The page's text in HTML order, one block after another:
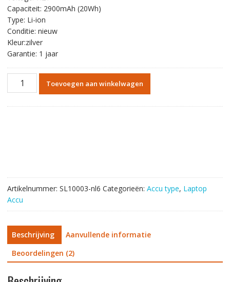
Capaciteit: 2900mAh (20Wh)
Type: Li-ion
Conditie: nieuw
Kleur:zilver
Garantie: 1 jaar
Originele
batterij
Toevoegen aan winkelwagen
Artikelnummer: SL10003-nl6 Categorieën: Accu type, Laptop
Accu
Beschrijving
Aanvullende informatie
Beoordelingen (2)